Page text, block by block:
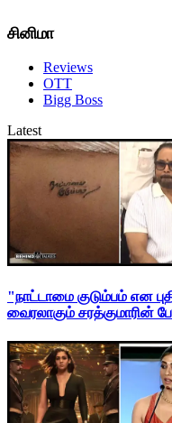
சினிமா
Reviews
OTT
Bigg Boss
Latest
"நாட்டாமை குடும்பம் என
வைரலாகும் சரத்குமாரின்